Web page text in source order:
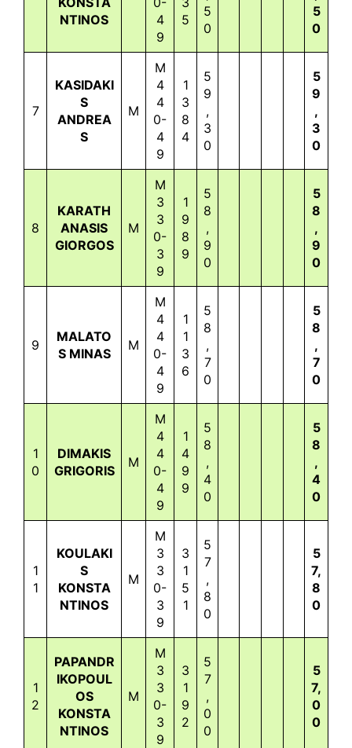
NTINOS
4
9
5
5
0
5
0
7
KASIDAKI
S
ANDREA
S
M
M
4
4
0-
4
9
1
3
8
4
5
9
,
3
0
5
9
,
3
0
8
KARATH
ANASIS
GIORGOS
M
M
3
3
0-
3
9
1
9
8
9
5
8
,
9
0
5
8
,
9
0
9
MALATO
S MINAS
M
M
4
4
0-
4
9
1
1
3
6
5
8
,
7
0
5
8
,
7
0
1
0
DIMAKIS
GRIGORIS
M
M
4
4
0-
4
9
1
4
9
9
5
8
,
4
0
5
8
,
4
0
1
1
KOULAKI
S
KONSTA
NTINOS
M
M
3
3
0-
3
9
3
1
5
1
5
7
,
8
0
5
7,
8
0
1
2
PAPANDR
IKOPOUL
OS
KONSTA
NTINOS
M
M
3
3
0-
3
9
3
1
9
2
5
7
,
0
0
5
7,
0
0